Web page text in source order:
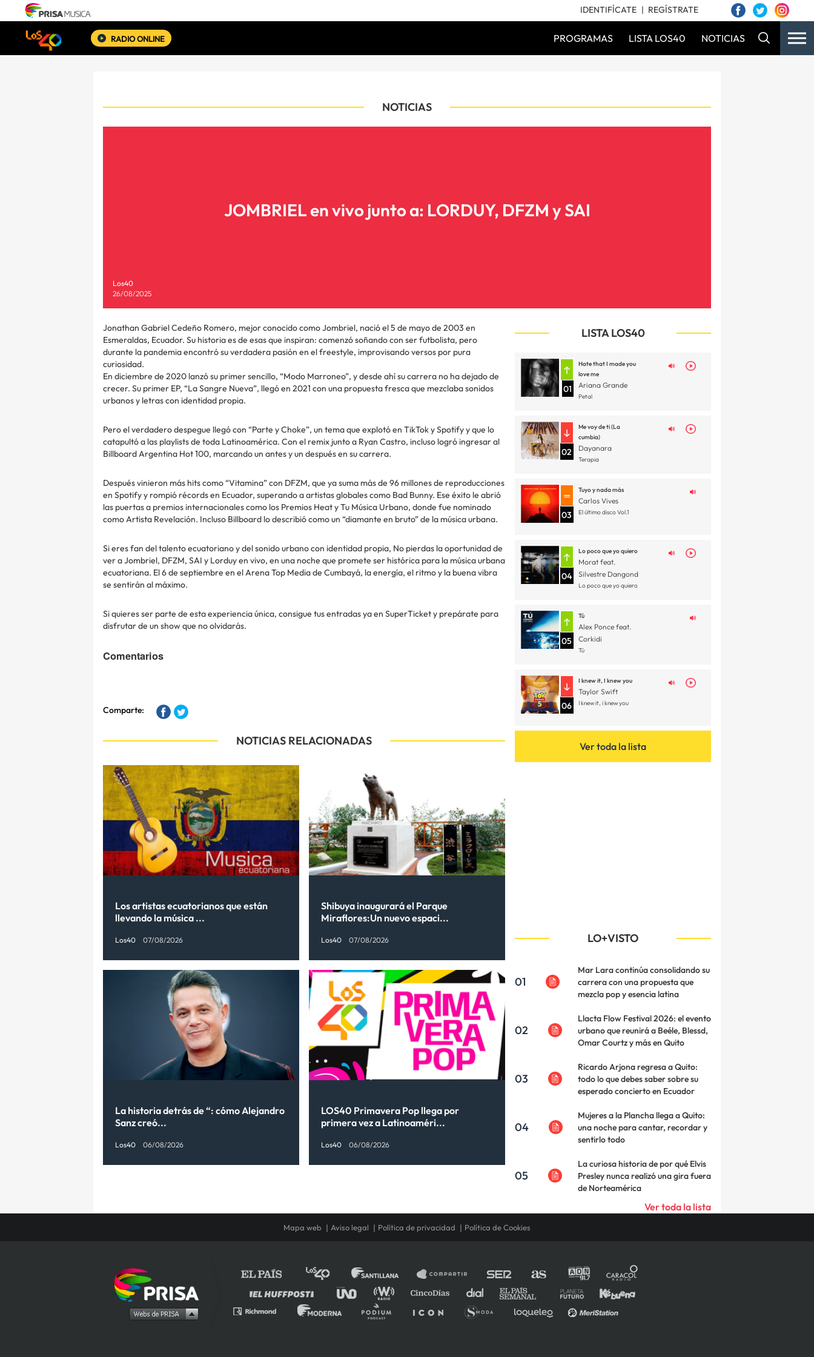
IDENTIFÍCATE REGÍSTRATE
RADIO ONLINE PROGRAMAS LISTA LOS40 NOTICIAS
NOTICIAS
JOMBRIEL en vivo junto a: LORDUY, DFZM y SAI
Los40
26/08/2025
Jonathan Gabriel Cedeño Romero, mejor conocido como Jombriel, nació el 5 de mayo de 2003 en
Esmeraldas, Ecuador. Su historia es de esas que inspiran: comenzó soñando con ser futbolista, pero
durante la pandemia encontró su verdadera pasión en el freestyle, improvisando versos por pura
curiosidad.
En diciembre de 2020 lanzó su primer sencillo, “Modo Marroneo”, y desde ahí su carrera no ha dejado de
crecer. Su primer EP, “La Sangre Nueva”, llegó en 2021 con una propuesta fresca que mezclaba sonidos
urbanos y letras con identidad propia.
Pero el verdadero despegue llegó con “Parte y Choke”, un tema que explotó en TikTok y Spotify y que lo
catapultó a las playlists de toda Latinoamérica. Con el remix junto a Ryan Castro, incluso logró ingresar al
Billboard Argentina Hot 100, marcando un antes y un después en su carrera.
Después vinieron más hits como “Vitamina” con DFZM, que ya suma más de 96 millones de reproducciones
en Spotify y rompió récords en Ecuador, superando a artistas globales como Bad Bunny. Ese éxito le abrió
las puertas a premios internacionales como los Premios Heat y Tu Música Urbano, donde fue nominado
como Artista Revelación. Incluso Billboard lo describió como un “diamante en bruto” de la música urbana.
Si eres fan del talento ecuatoriano y del sonido urbano con identidad propia, No pierdas la oportunidad de
ver a Jombriel, DFZM, SAI y Lorduy en vivo, en una noche que promete ser histórica para la música urbana
ecuatoriana. El 6 de septiembre en el Arena Top Media de Cumbayá, la energía, el ritmo y la buena vibra
se sentirán al máximo.
Si quieres ser parte de esta experiencia única, consigue tus entradas ya en SuperTicket y prepárate para
disfrutar de un show que no olvidarás.
Comentarios
Comparte:
NOTICIAS RELACIONADAS
Los artistas ecuatorianos que están
llevando la música ...
Los40 07/08/2026
Shibuya inaugurará el Parque
Miraflores:Un nuevo espaci...
Los40 07/08/2026
La historia detrás de “: cómo Alejandro
Sanz creó...
Los40 06/08/2026
LOS40 Primavera Pop llega por
primera vez a Latinoaméri...
Los40 06/08/2026
LISTA LOS40
01
Hate that I made you
love me
Ariana Grande
Petal
02
Me voy de ti (La
cumbia)
Dayanara
Terapia
03
Tuyo y nada más
Carlos Vives
El último disco Vol.1
04
Lo poco que yo quiero
Morat feat.
Silvestre Dangond
Lo poco que yo quiero
05
Tú
Alex Ponce feat.
Corkidi
Tú
06
I knew it, I knew you
Taylor Swift
I knew it, i knew you
Ver toda la lista
LO+VISTO
01
Mar Lara continúa consolidando su
carrera con una propuesta que
mezcla pop y esencia latina
02
Llacta Flow Festival 2026: el evento
urbano que reunirá a Beéle, Blessd,
Omar Courtz y más en Quito
03
Ricardo Arjona regresa a Quito:
todo lo que debes saber sobre su
esperado concierto en Ecuador
04
Mujeres a la Plancha llega a Quito:
una noche para cantar, recordar y
sentirlo todo
05
La curiosa historia de por qué Elvis
Presley nunca realizó una gira fuera
de Norteamérica
Ver toda la lista
Mapa web Aviso legal Política de privacidad Política de Cookies